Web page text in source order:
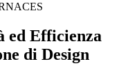
ed Efficienza
di Design